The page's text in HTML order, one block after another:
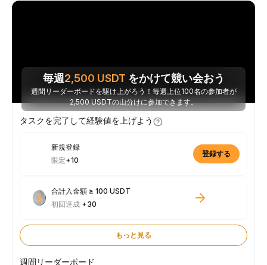
毎週2,500 USDT をかけて競い会おう
週間リーダーボードを駆け上がろう！毎週上位100名の参加者が
2,500 USDTの山分けに参加できます。
タスクを完了して経験値を上げよう
新規登録
限定+10
登録する
合計入金額 ≥ 100 USDT
初回達成 +30
もっと見る
週間リーダーボード